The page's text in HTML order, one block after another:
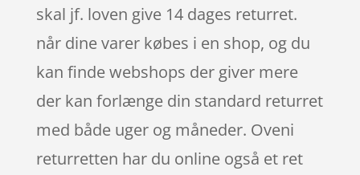
skal jf. loven give 14 dages returret.
når dine varer købes i en shop, og du
kan finde webshops der giver mere
der kan forlænge din standard returret
med både uger og måneder. Oveni
returretten har du online også et ret